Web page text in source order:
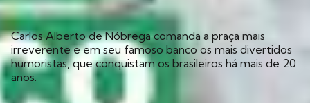
A Praça é Nossa
Carlos Alberto de Nóbrega comanda a praça mais
irreverente e em seu famoso banco os mais divertidos
humoristas, que conquistam os brasileiros há mais de 20
anos.